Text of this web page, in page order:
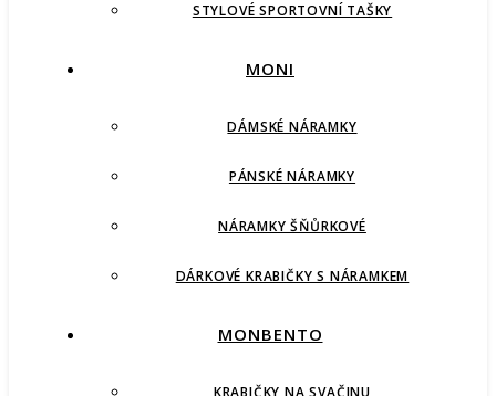
STYLOVÉ SPORTOVNÍ TAŠKY
MONI
DÁMSKÉ NÁRAMKY
PÁNSKÉ NÁRAMKY
NÁRAMKY ŠŇŮRKOVÉ
DÁRKOVÉ KRABIČKY S NÁRAMKEM
MONBENTO
KRABIČKY NA SVAČINU